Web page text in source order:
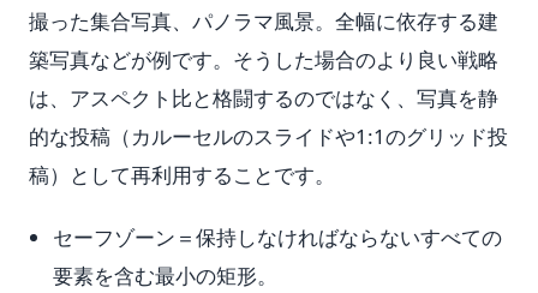
撮った集合写真、パノラマ風景。全幅に依存する建
築写真などが例です。そうした場合のより良い戦略
は、アスペクト比と格闘するのではなく、写真を静
的な投稿（カルーセルのスライドや1:1のグリッド投
稿）として再利用することです。
セーフゾーン＝保持しなければならないすべての
要素を含む最小の矩形。